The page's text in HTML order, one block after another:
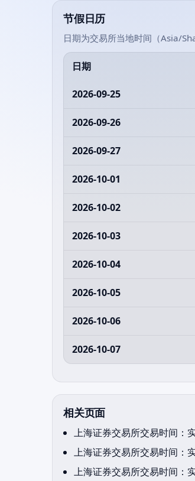
节假日历
日期为交易所当地时间（Asia/
日期
2026-09-25
2026-09-26
2026-09-27
2026-10-01
2026-10-02
2026-10-03
2026-10-04
2026-10-05
2026-10-06
2026-10-07
相关页面
上海证券交易所交易时间：
上海证券交易所交易时间：
上海证券交易所交易时间：